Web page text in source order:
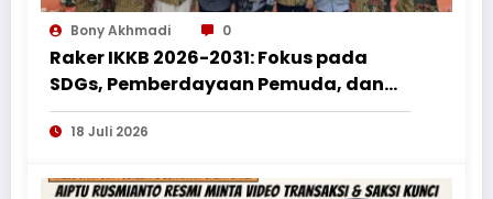
Bony Akhmadi 0
Raker IKKB 2026-2031: Fokus pada
SDGs, Pemberdayaan Pemuda, dan
Penguatan Bantuan Hukum bagi
Perantau Kalbar
18 Juli 2026